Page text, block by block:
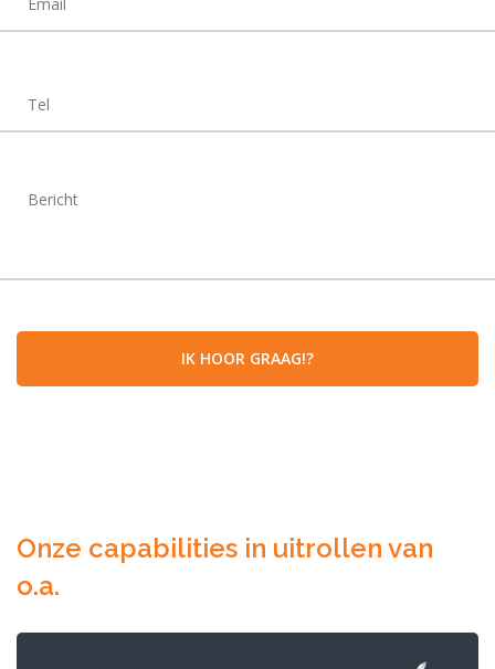
Onze capabilities in uitrollen van
o.a.